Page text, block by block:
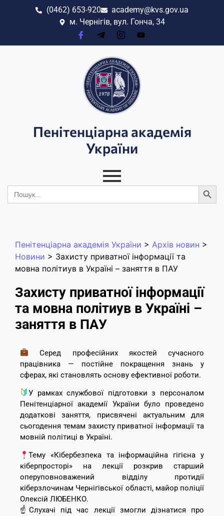
(0462) 653-920
academy@kvs.gov.ua
м. Чернігів, вул. Гонча, 34
Пенітенціарна академія
України
Search
for:
Пенітенціарна академія України > Архів новин >
Новини > Захисту приватної інформації та
мовна політиув в Україні – заняття в ПАУ
Захисту приватної інформації
та мовна політиув в Україні –
заняття в ПАУ
Серед професійних якостей сучасного
працівника — постійне покращення знань у
сферах, які становлять основу ефективної роботи.
У рамках службової підготовки з персоналом
Пенітенціарної академії України було проведено
додаткові заняття, присвячені актуальним для
сьогодення темам захисту приватної інформації та
мовній політиці в Україні.
Тему «Кібербезпека та інформаційна гігієна у
кіберпросторі» на лекції розкрив старший
оперуповноважений відділу протидії
кіберзлочинам Чернігівської області, майор поліції
Олексій ЛЮБЕНКО.
☝️Слухачі під час лекції змогли дізнатися про